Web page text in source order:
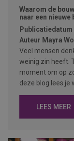
Waarom de
naar een nieuwe
Publicatiedatum
Auteur Mayra
Veel mensen
weinig zin heeft.
moment om op
deze blog lees je
LEES MEER